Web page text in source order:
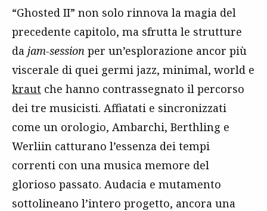
“Ghosted II” non solo rinnova la magia del
precedente capitolo, ma sfrutta le strutture
da jam-session per un’esplorazione ancor più
viscerale di quei germi jazz, minimal, world e
kraut che hanno contrassegnato il percorso
dei tre musicisti. Affiatati e sincronizzati
come un orologio, Ambarchi, Berthling e
Werliin catturano l’essenza dei tempi
correnti con una musica memore del
glorioso passato. Audacia e mutamento
sottolineano l’intero progetto, ancora una